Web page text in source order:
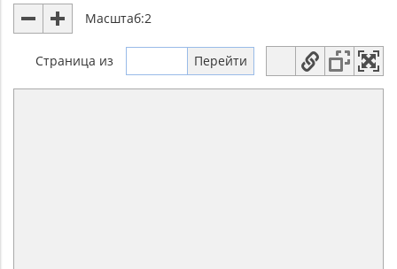
Масштаб:2
Страница из